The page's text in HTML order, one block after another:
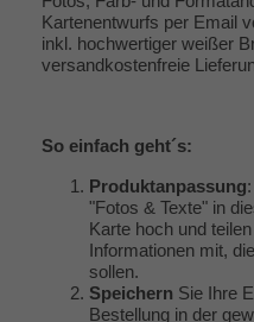
Kartenentwurfs per Email
inkl. hochwertiger weißer
versandkostenfreie
So einfach geht´s:
Produktanpassung
"Fotos & Texte" in
Karte hoch und
Informationen mit,
sollen.
Speichern Sie Ihre
Bestellung in der